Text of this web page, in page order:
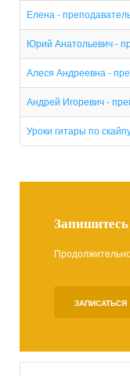
Елена -
Юрий Анатольевич -
Алеся Андреевна -
Андрей Игоревич -
Уроки гитары по
Запишитесь
ЗАПИСАТЬСЯ